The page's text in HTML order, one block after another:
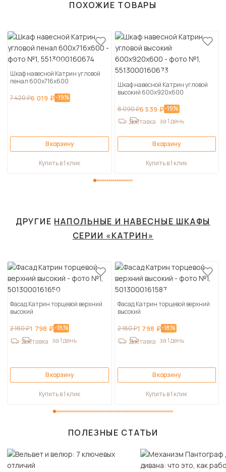
ПОХОЖИЕ ТОВАРЫ
Шкаф навесной Катрин угловой
пенал 600х716х600
7 420 ₽6 019 ₽-19%
В корзину
Купить в 1 клик
Шкаф навесной Катрин угловой
высокий 600х920х600
8 090 ₽6 539 ₽-19%
Доставка за 1 день
В корзину
Купить в 1 клик
ДРУГИЕ НАПОЛЬНЫЕ И НАВЕСНЫЕ ШКАФЫ
СЕРИИ «КАТРИН»
Фасад Катрин торцевой верхний
высокий
2 180 ₽1 798 ₽-18%
Доставка за 1 день
В корзину
Купить в 1 клик
Фасад Катрин торцевой верхний
высокий
2 180 ₽1 798 ₽-18%
Доставка за 1 день
В корзину
Купить в 1 клик
ПОЛЕЗНЫЕ СТАТЬИ